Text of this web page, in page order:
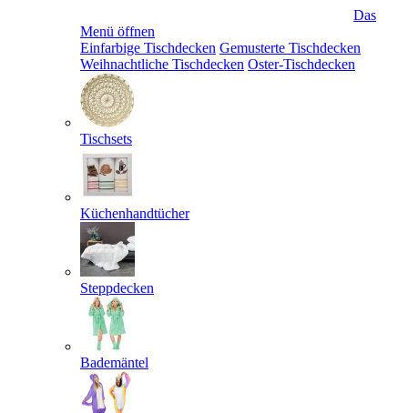
Das
Menü öffnen
Einfarbige Tischdecken Gemusterte Tischdecken
Weihnachtliche Tischdecken Oster-Tischdecken
Tischsets
Küchenhandtücher
Steppdecken
Bademäntel